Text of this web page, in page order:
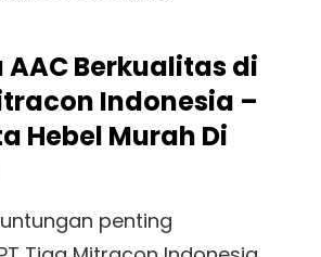
AAC Berkualitas di
Indonesia –
Hebel Murah Di
penting